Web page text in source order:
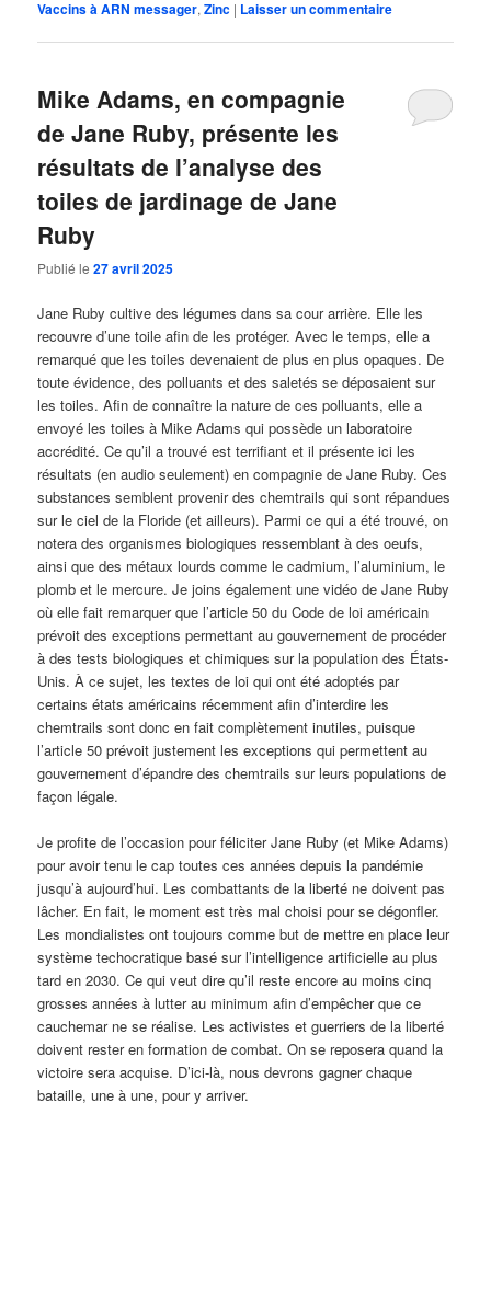
Vaccins à ARN messager,Zinc | Laisser un commentaire
Mike Adams, en compagnie
de Jane Ruby, présente les
résultats de l’analyse des
toiles de jardinage de Jane
Ruby
Publié le27 avril 2025
Jane Ruby cultive des légumes dans sa cour arrière. Elle les
recouvre d’une toile afin de les protéger. Avec le temps, elle a
remarqué que les toiles devenaient de plus en plus opaques. De
toute évidence, des polluants et des saletés se déposaient sur
les toiles. Afin de connaître la nature de ces polluants, elle a
envoyé les toiles à Mike Adams qui possède un laboratoire
accrédité. Ce qu’il a trouvé est terrifiant et il présente ici les
résultats (en audio seulement) en compagnie de Jane Ruby. Ces
substances semblent provenir des chemtrails qui sont répandues
sur le ciel de la Floride (et ailleurs). Parmi ce qui a été trouvé, on
notera des organismes biologiques ressemblant à des oeufs,
ainsi que des métaux lourds comme le cadmium, l’aluminium, le
plomb et le mercure. Je joins également une vidéo de Jane Ruby
où elle fait remarquer que l’article 50 du Code de loi américain
prévoit des exceptions permettant au gouvernement de procéder
à des tests biologiques et chimiques sur la population des États-
Unis. À ce sujet, les textes de loi qui ont été adoptés par
certains états américains récemment afin d’interdire les
chemtrails sont donc en fait complètement inutiles, puisque
l’article 50 prévoit justement les exceptions qui permettent au
gouvernement d’épandre des chemtrails sur leurs populations de
façon légale.
Je profite de l’occasion pour féliciter Jane Ruby (et Mike Adams)
pour avoir tenu le cap toutes ces années depuis la pandémie
jusqu’à aujourd’hui. Les combattants de la liberté ne doivent pas
lâcher. En fait, le moment est très mal choisi pour se dégonfler.
Les mondialistes ont toujours comme but de mettre en place leur
système techocratique basé sur l’intelligence artificielle au plus
tard en 2030. Ce qui veut dire qu’il reste encore au moins cinq
grosses années à lutter au minimum afin d’empêcher que ce
cauchemar ne se réalise. Les activistes et guerriers de la liberté
doivent rester en formation de combat. On se reposera quand la
victoire sera acquise. D’ici-là, nous devrons gagner chaque
bataille, une à une, pour y arriver.